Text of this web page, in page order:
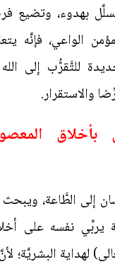
بهدوء، وتضيع
الواعي، فإنَّه
للتَّقرُّب إلى
والاستقرار.
بأخلاق
إلى الطَّاعة،
يربِّي نفسه على
لهداية البشريَّة؛